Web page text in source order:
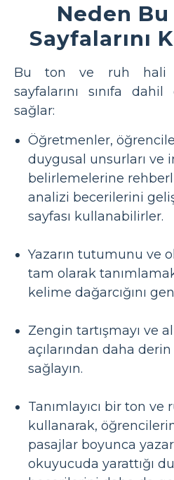
Neden Bu
Sayfalarını
Bu ton ve ruh hali
sayfalarını sınıfa
sağlar:
Öğretmenler,
duygusal unsurları ve
belirlemelerine
analizi becerilerini
sayfası kullanabilirler.
Yazarın tutumunu ve
tam olarak
kelime dağarcığını
Zengin tartışmayı ve
açılarından daha
sağlayın.
Tanımlayıcı bir ton ve
kullanarak,
pasajlar boyunca
okuyucuda yarattığı